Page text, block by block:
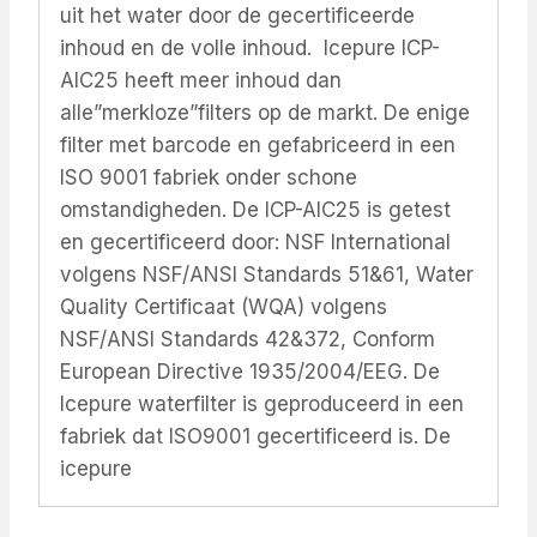
uit het water door de gecertificeerde
inhoud en de volle inhoud. Icepure ICP-
AIC25 heeft meer inhoud dan
alle”merkloze”filters op de markt. De enige
filter met barcode en gefabriceerd in een
ISO 9001 fabriek onder schone
omstandigheden. De ICP-AIC25 is getest
en gecertificeerd door: NSF International
volgens NSF/ANSI Standards 51&61, Water
Quality Certificaat (WQA) volgens
NSF/ANSI Standards 42&372, Conform
European Directive 1935/2004/EEG. De
Icepure waterfilter is geproduceerd in een
fabriek dat ISO9001 gecertificeerd is. De
icepure